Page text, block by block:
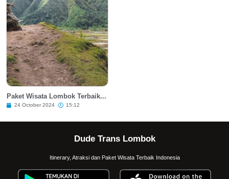
Paket Wisata Lombok Terbaik...
24 October 2024 15:12
Dude Trans Lombok
Itinerary, Atraksi dan Paket Wisata Terbaik Indonesia